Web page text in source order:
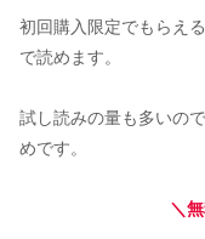
初回購入限定でもらえる
で読めます。
試し読みの量も多いの
めです。
＼